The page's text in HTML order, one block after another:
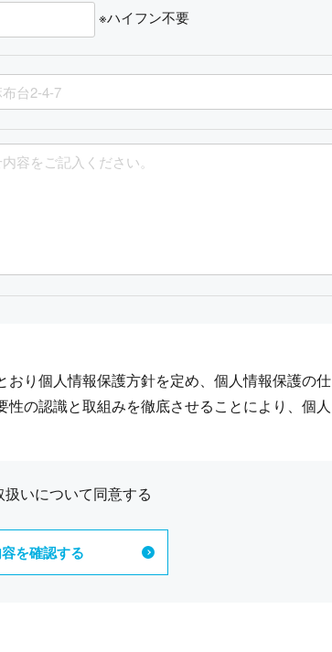
※ハイフン不要
り個人情報保護方針を定め、個人情報保護の仕
の認識と取組みを徹底させることにより、個人
態に保ち、個人情報への不正アクセス・紛失・
策、管理を実施いたします。 また、お客様の個
う努めます。
いについて同意する